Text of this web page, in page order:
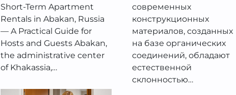
Short-Term Apartment
Rentals in Abakan, Russia
— A Practical Guide for
Hosts and Guests Abakan,
the administrative center
of Khakassia,…
современных
конструкционных
материалов, созданных
на базе органических
соединений, обладают
естественной
склонностью…